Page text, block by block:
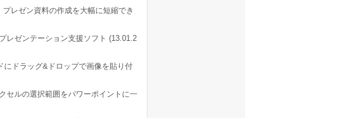
レゼン資料の作成を大幅に短縮でき
レゼンテーション支援ソフト (13.01.2
にドラッグ&ドロップで画像を貼り付
セルの選択範囲をパワーポイントに一